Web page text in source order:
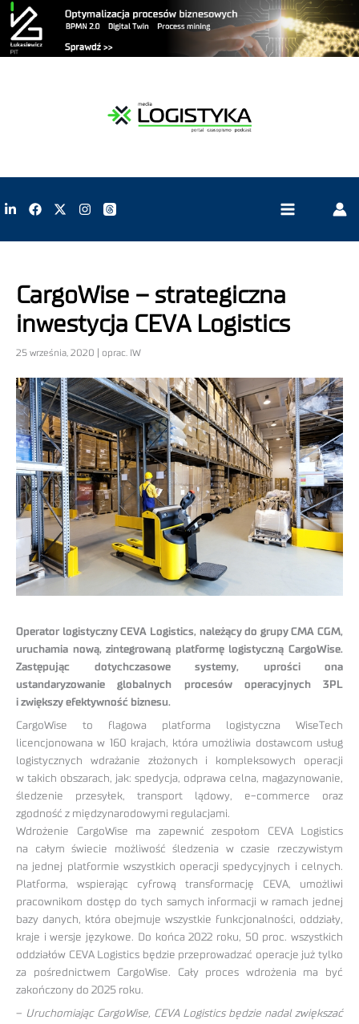
CargoWise – strategiczna
inwestycja CEVA Logistics
25 września, 2020 | oprac. IW
Operator logistyczny CEVA Logistics, należący do grupy CMA CGM,
uruchamia nową, zintegrowaną platformę logistyczną CargoWise.
Zastępując dotychczasowe systemy, uprości ona
ustandaryzowanie globalnych procesów operacyjnych 3PL
i zwiększy efektywność biznesu.
CargoWise to flagowa platforma logistyczna WiseTech
licencjonowana w 160 krajach, która umożliwia dostawcom usług
logistycznych wdrażanie złożonych i kompleksowych operacji
w takich obszarach, jak: spedycja, odprawa celna, magazynowanie,
śledzenie przesyłek, transport lądowy, e-commerce oraz
zgodność z międzynarodowymi regulacjami.
Wdrożenie CargoWise ma zapewnić zespołom CEVA Logistics
na całym świecie możliwość śledzenia w czasie rzeczywistym
na jednej platformie wszystkich operacji spedycyjnych i celnych.
Platforma, wspierając cyfrową transformację CEVA, umożliwi
pracownikom dostęp do tych samych informacji w ramach jednej
bazy danych, która obejmuje wszystkie funkcjonalności, oddziały,
kraje i wersje językowe. Do końca 2022 roku, 50 proc. wszystkich
oddziałów CEVA Logistics będzie przeprowadzać operacje już tylko
za pośrednictwem CargoWise. Cały proces wdrożenia ma być
zakończony do 2025 roku.
– Uruchomiając CargoWise, CEVA Logistics będzie nadal zwiększać